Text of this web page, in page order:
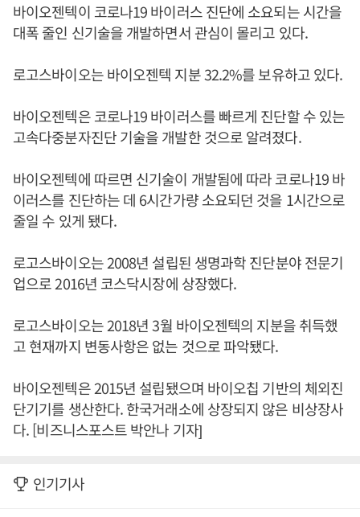
바이오젠텍이 코로나19 바이러스 진단에 소요되는 시간을
대폭 줄인 신기술을 개발하면서 관심이 몰리고 있다.
로고스바이오는 바이오젠텍 지분 32.2%를 보유하고 있다.
바이오젠텍은 코로나19 바이러스를 빠르게 진단할 수 있는
고속다중분자진단 기술을 개발한 것으로 알려졌다.
바이오젠텍에 따르면 신기술이 개발됨에 따라 코로나19 바
이러스를 진단하는 데 6시간가량 소요되던 것을 1시간으로
줄일 수 있게 됐다.
로고스바이오는 2008년 설립된 생명과학 진단분야 전문기
업으로 2016년 코스닥시장에 상장했다.
로고스바이오는 2018년 3월 바이오젠텍의 지분을 취득했
고 현재까지 변동사항은 없는 것으로 파악됐다.
바이오젠텍은 2015년 설립됐으며 바이오칩 기반의 체외진
단기기를 생산한다. 한국거래소에 상장되지 않은 비상장사
다. [비즈니스포스트 박안나 기자]
인기기사